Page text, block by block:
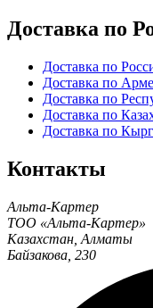
Доставка по
Доставка по
Доставка по
Доставка по
Доставка по
Доставка по
Контакты
Альта-Картер
ТОО «Альта-Картер»
Казахстан Алматы
Байзакова, 230